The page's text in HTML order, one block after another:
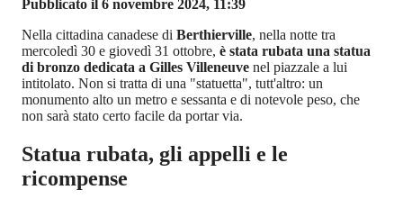
Pubblicato il 6 novembre 2024, 11:39
Nella cittadina canadese di Berthierville, nella notte tra
mercoledì 30 e giovedì 31 ottobre, è stata rubata una statua
di bronzo dedicata a Gilles Villeneuve nel piazzale a lui
intitolato. Non si tratta di una "statuetta", tutt'altro: un
monumento alto un metro e sessanta e di notevole peso, che
non sarà stato certo facile da portar via.
Statua rubata, gli appelli e le
ricompense